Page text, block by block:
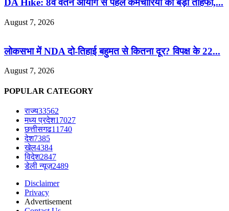
DA Hike: 8वें वेतन आयोग से पहले कर्मचारियों को बड़ा तोहफा,...
August 7, 2026
लोकसभा में NDA दो-तिहाई बहुमत से कितना दूर? विपक्ष के 22...
August 7, 2026
POPULAR CATEGORY
राज्य33562
मध्य प्रदेश17027
छत्तीसगढ11740
देश7385
खेल4384
विदेश2847
डेली न्यूज़2489
Disclaimer
Privacy
Advertisement